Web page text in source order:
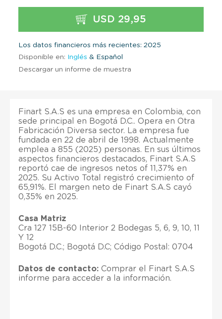
USD 29,95
Los datos financieros más recientes: 2025
Disponible en: Inglés & Español
Descargar un informe de muestra
Finart S.A.S es una empresa en Colombia, con
sede principal en Bogotá D.C.. Opera en Otra
Fabricación Diversa sector. La empresa fue
fundada en 22 de abril de 1998. Actualmente
emplea a 855 (2025) personas. En sus últimos
aspectos financieros destacados, Finart S.A.S
reportó cae de ingresos netos of 11,37% en
2025. Su Activo Total registró crecimiento of
65,91%. El margen neto de Finart S.A.S cayó
0,35% en 2025.
Casa Matriz
Cra 127 15B-60 Interior 2 Bodegas 5, 6, 9, 10, 11
Y 12
Bogotá D.C.; Bogotá D.C; Código Postal: 0704
Datos de contacto: Comprar el Finart S.A.S
informe para acceder a la información.